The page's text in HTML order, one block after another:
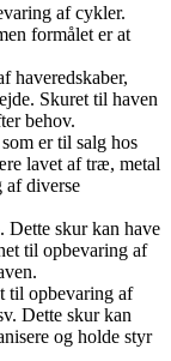
af cykler.
formålet er at
haveredskaber,
Skuret til haven
behov.
er til salg hos
lavet af træ, metal
af diverse
skur kan have
til opbevaring af
til opbevaring af
Dette skur kan
og holde styr